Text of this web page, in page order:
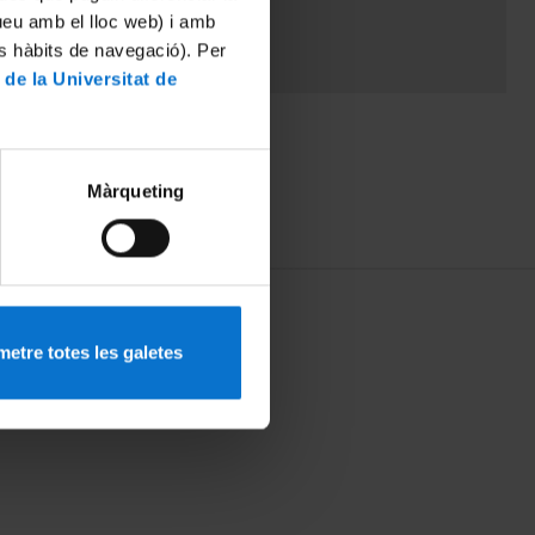
amb el lloc web) i amb
hàbits de navegació). Per
la Universitat de
Màrqueting
totes les galetes